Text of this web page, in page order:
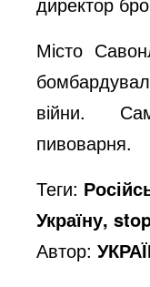
Місто
війни.
пивоварня.
Теги:
Україну,
Автор: